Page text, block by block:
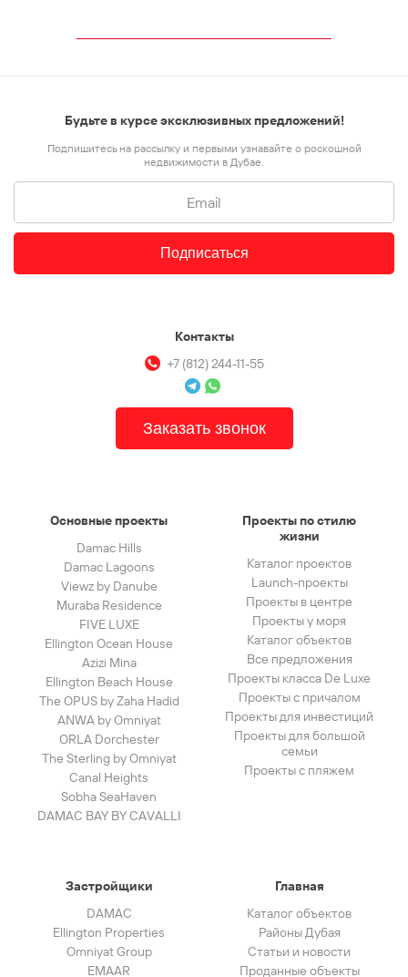
Основные проекты
Damac Hills
Damac Lagoons
Viewz by Danube
Muraba Residence
FIVE LUXE
Ellington Ocean House
Azizi Mina
Ellington Beach House
The OPUS by Zaha Hadid
ANWA by Omniyat
ORLA Dorchester
The Sterling by Omniyat
Canal Heights
Sobha SeaHaven
DAMAC BAY BY CAVALLI
Проекты по стилю
жизни
Каталог проектов
Launch-проекты
Проекты в центре
Проекты у моря
Каталог объектов
Все предложения
Проекты класса De Luxe
Проекты с причалом
Проекты для инвестиций
Проекты для большой
семьи
Проекты с пляжем
Застройщики
DAMAC
Ellington Properties
Omniyat Group
EMAAR
Главная
Каталог объектов
Районы Дубая
Статьи и новости
Проданные объекты
Контакты
+7 (812) 244-11-55
Заказать звонок
Будьте в курсе эксклюзивных предложений!
Подпишитесь на рассылку и первыми узнавайте о роскошной
недвижимости в Дубае.
Подписаться